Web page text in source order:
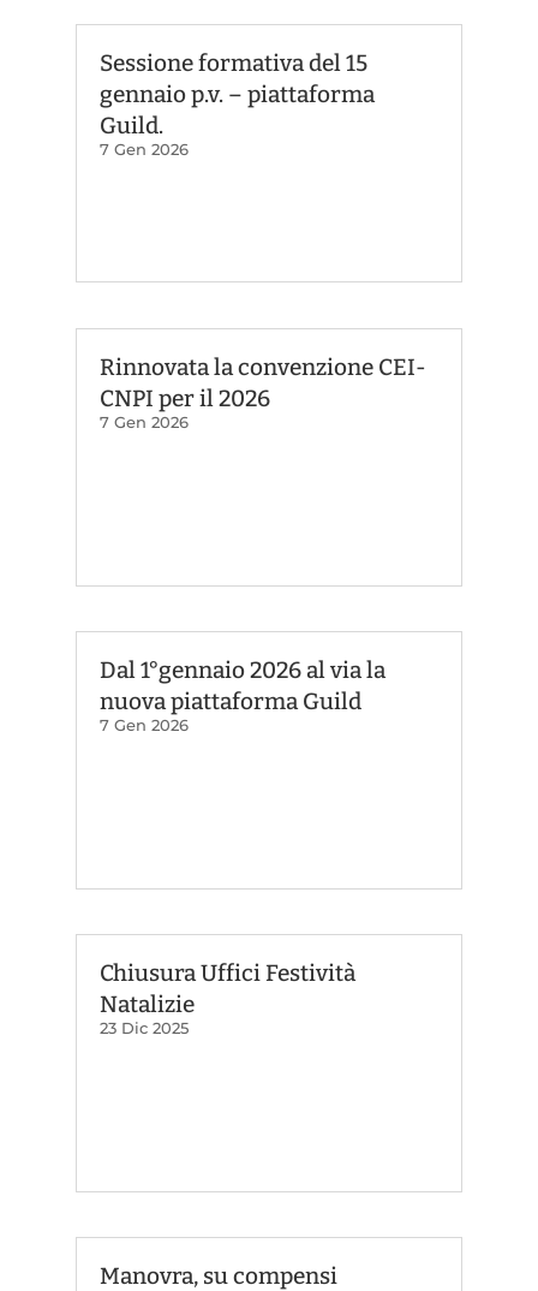
Sessione formativa del 15
gennaio p.v. – piattaforma
Guild.
7 Gen 2026
Rinnovata la convenzione CEI-
CNPI per il 2026
7 Gen 2026
Dal 1°gennaio 2026 al via la
nuova piattaforma Guild
7 Gen 2026
Chiusura Uffici Festività
Natalizie
23 Dic 2025
Manovra, su compensi